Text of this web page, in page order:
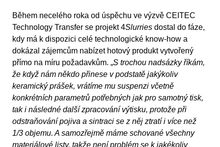
Během necelého roka od úspěchu ve výzvě CEITEC
Technology Transfer se projekt 4Slurries dostal do fáze,
kdy má k dispozici celé technologické know-how a
dokázal zájemcům nabízet hotový produkt vytvořený
přímo na míru požadavkům. „S trochou nadsázky říkám,
že když nám někdo přinese v podstatě jakýkoliv
keramický prášek, vrátíme mu suspenzi včetně
konkrétních parametrů potřebných jak pro samotný tisk,
tak i následné další zpracování výtisku, protože při
odstraňování pojiva a sintraci se z něj ztratí i více než
1/3 objemu. A samozřejmě máme schované všechny
materiálové listy, takže není problém se k jakékoliv